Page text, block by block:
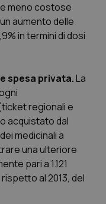
meno costose
aumento delle
in termini di dosi
spesa privata.La
regionali e
acquistato dal
medicinali a
una ulteriore
pari a 1.121
al 2013, del